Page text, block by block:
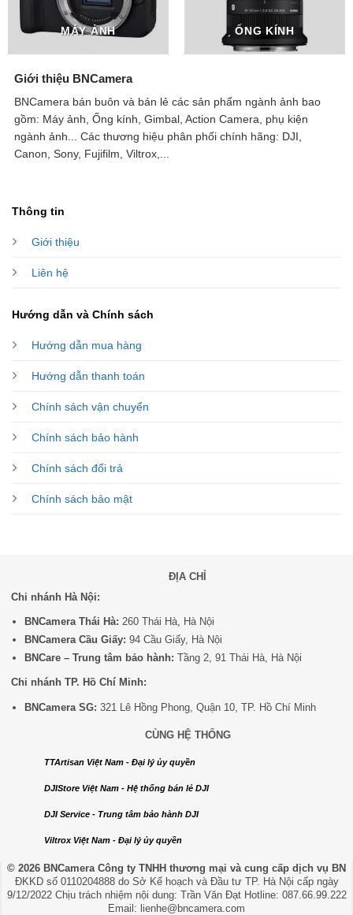
MÁY ẢNH ỐNG KÍNH
Giới thiệu BNCamera
BNCamera bán buôn và bán lẻ các sản phẩm ngành ảnh bao
gồm: Máy ảnh, Ống kính, Gimbal, Action Camera, phụ kiện
ngành ảnh... Các thương hiệu phân phối chính hãng: DJI,
Canon, Sony, Fujifilm, Viltrox,...
Thông tin
Giới thiệu
Liên hệ
Hướng dẫn và Chính sách
Hướng dẫn mua hàng
Hướng dẫn thanh toán
Chính sách vận chuyển
Chính sách bảo hành
Chính sách đổi trả
Chính sách bảo mật
ĐỊA CHỈ
Chi nhánh Hà Nội:
BNCamera Thái Hà: 260 Thái Hà, Hà Nội
BNCamera Cầu Giấy: 94 Cầu Giấy, Hà Nội
BNCare – Trung tâm bảo hành: Tầng 2, 91 Thái Hà, Hà Nội
Chi nhánh TP. Hồ Chí Minh:
BNCamera SG: 321 Lê Hồng Phong, Quận 10, TP. Hồ Chí Minh
CÙNG HỆ THỐNG
TTArtisan Việt Nam - Đại lý ủy quyền
DJIStore Việt Nam - Hệ thống bán lẻ DJI
DJI Service - Trung tâm bảo hành DJI
Viltrox Việt Nam - Đại lý ủy quyền
© 2026 BNCamera Công ty TNHH thương mại và cung cấp dịch vụ BN
ĐKKD số 0110204888 do Sở Kế hoạch và Đầu tư TP. Hà Nội cấp ngày
9/12/2022 Chịu trách nhiệm nội dung: Trần Văn Đạt Hotline: 087.66.99.222
Email: lienhe@bncamera.com